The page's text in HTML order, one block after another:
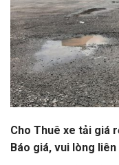
Cho Thuê xe tải giá
Báo giá, vui lòng